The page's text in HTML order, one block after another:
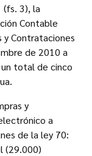
(fs. 3), la
Contable
y Contrataciones
de 2010 a
total de cinco
y
a
de la ley 70:
(29.000)